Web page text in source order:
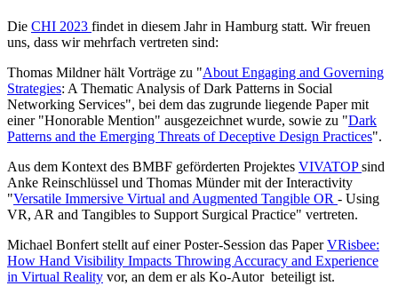
Die CHI 2023 findet in diesem Jahr in Hamburg statt. Wir freuen
uns, dass wir mehrfach vertreten sind:
Thomas Mildner hält Vorträge zu "About Engaging and Governing
Strategies: A Thematic Analysis of Dark Patterns in Social
Networking Services", bei dem das zugrunde liegende Paper mit
einer "Honorable Mention" ausgezeichnet wurde, sowie zu "Dark
Patterns and the Emerging Threats of Deceptive Design Practices".
Aus dem Kontext des BMBF geförderten Projektes VIVATOPsind
Anke Reinschlüssel und Thomas Münder mit der Interactivity
"Versatile Immersive Virtual and Augmented Tangible OR - Using
VR, AR and Tangibles to Support Surgical Practice" vertreten.
Michael Bonfert stellt auf einer Poster-Session das PaperVRisbee:
How Hand Visibility Impacts Throwing Accuracy and Experience
in Virtual Reality vor, an dem er als Ko-Autor beteiligt ist.